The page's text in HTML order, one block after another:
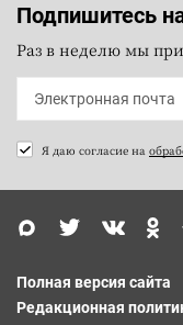
Подпишитесь
Раз в неделю мы
Я даю согласие на
Полная версия сайта
Редакционная